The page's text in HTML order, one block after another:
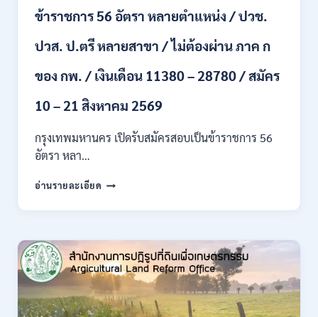
+
ไป
เงิน
23,290
สมัคร
ONLINE
26
ข้าราชการ 56 อัตรา หลายตำแหน่ง / ปวช.
ปวส. ป.ตรี หลายสาขา / ไม่ต้องผ่าน ภาค ก
ของ กพ. / เงินเดือน 11380 – 28780 / สมัคร
10 – 21 สิงหาคม 2569
กรุงเทพมหานคร เปิดรับสมัครสอบเป็นข้าราชการ 56
อัตรา หลา…
อ่านรายละเอียด กรุงเทพมหานคร
รับ
สอบ
เป็น
ข้าราชการ
56
อัตรา
หลาย